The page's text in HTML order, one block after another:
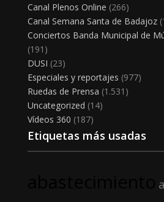
Canal Plenos Online (266)
Canal Semana Santa de Badajoz
Conciertos Banda Municipal de
(191)
DUSI (23)
Especiales y reportajes (977)
Ruedas de Prensa (1.531)
Uncategorized (14)
Vídeos 360 (187)
Etiquetas más usadas